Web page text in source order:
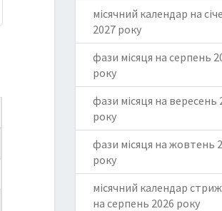
місячний календар на
2027 року
фази місяця на серпень
року
фази місяця на вересень
року
фази місяця на жовтень
року
місячний календар
на серпень 2026 року